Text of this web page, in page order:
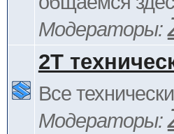
Модераторы:
2Т
Все
Модераторы: